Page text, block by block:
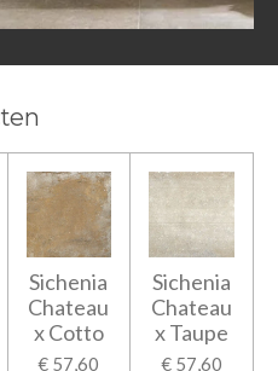
Sichenia
Chateau
x Cotto
€ 57,60
Sichenia
Chateau
x Taupe
€ 57,60